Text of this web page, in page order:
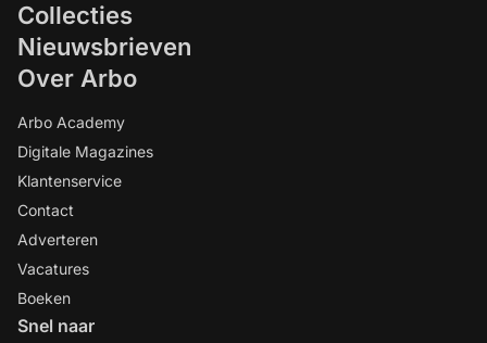
Collecties
Nieuwsbrieven
Over Arbo
Arbo Academy
Digitale Magazines
Klantenservice
Contact
Adverteren
Vacatures
Boeken
Snel naar